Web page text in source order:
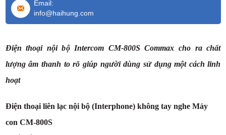
Email:
info@haihung.com
Điện thoại nội bộ Intercom CM-800S Commax cho ra chất
lượng âm thanh to rõ giúp người dùng sử dụng một cách linh
hoạt
Điện thoại liên lạc nội bộ (Interphone) không tay nghe Máy
con CM-800S